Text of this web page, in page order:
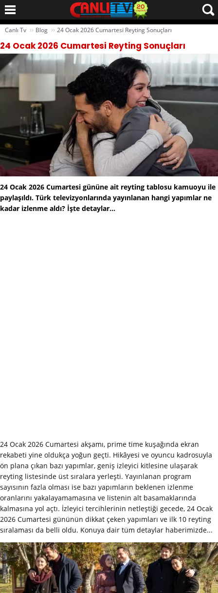
Canlı Tv ›› Blog ›› 24 Ocak 2026 Cumartesi Reyting Sonuçları
24 Ocak 2026 Cumartesi Reyting Sonuçları
24 Ocak 2026 Cumartesi gününe ait reyting tablosu kamuoyu ile
paylaşıldı. Türk televizyonlarında yayınlanan hangi yapımlar ne
kadar izlenme aldı? İşte detaylar...
24 Ocak 2026 Cumartesi akşamı, prime time kuşağında ekran
rekabeti yine oldukça yoğun geçti. Hikâyesi ve oyuncu kadrosuyla
ön plana çıkan bazı yapımlar, geniş izleyici kitlesine ulaşarak
reyting listesinde üst sıralara yerleşti. Yayınlanan program
sayısının fazla olması ise bazı yapımların beklenen izlenme
oranlarını yakalayamamasına ve listenin alt basamaklarında
kalmasına yol açtı. İzleyici tercihlerinin netleştiği gecede, 24 Ocak
2026 Cumartesi gününün dikkat çeken yapımları ve ilk 10 reyting
sıralaması da belli oldu. Konuya dair tüm detaylar haberimizde...